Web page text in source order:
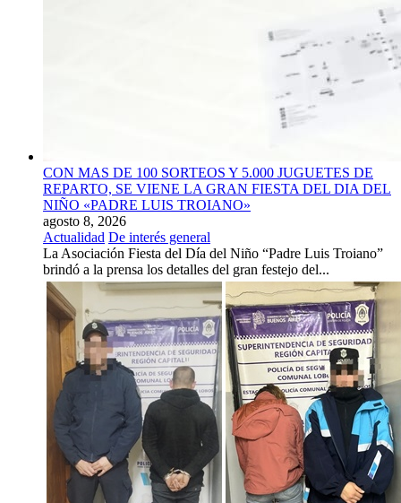
CON MAS DE 100 SORTEOS Y 5.000 JUGUETES DE
REPARTO, SE VIENE LA GRAN FIESTA DEL DIA DEL
NIÑO «PADRE LUIS TROIANO»
agosto 8, 2026
Actualidad De interés general
La Asociación Fiesta del Día del Niño “Padre Luis Troiano”
brindó a la prensa los detalles del gran festejo del...